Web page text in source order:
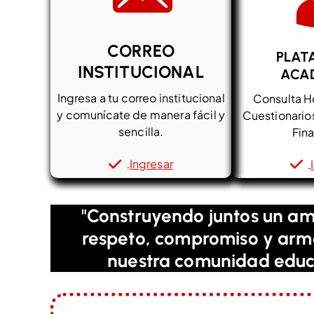
CORREO
INSTITUCIONAL
Ingresa a tu correo institucional
y comunícate de manera fácil y
sencilla.
Ingresar
Consulta
"Construyendo juntos un
respeto, compromiso y
nuestra comunidad